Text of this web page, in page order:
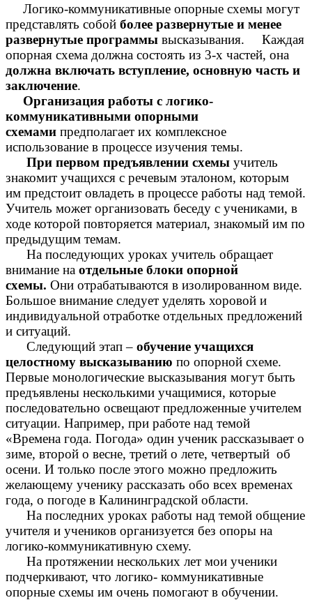
Логико-коммуникативные опорные схемы могут
представлять собой более развернутые и менее
развернутые программы высказывания. Каждая
опорная схема должна состоять из 3-х частей, она
должна включать вступление, основную часть и
заключение.
Организация работы с логико-
коммуникативными опорными
схемами предполагает их комплексное
использование в процессе изучения темы.
При первом предъявлении схемы учитель
знакомит учащихся с речевым эталоном, которым
им предстоит овладеть в процессе работы над темой.
Учитель может организовать беседу с учениками, в
ходе которой повторяется материал, знакомый им по
предыдущим темам.
На последующих уроках учитель обращает
внимание на отдельные блоки опорной
схемы. Они отрабатываются в изолированном виде.
Большое внимание следует уделять хоровой и
индивидуальной отработке отдельных предложений
и ситуаций.
Следующий этап – обучение учащихся
целостному высказыванию по опорной схеме.
Первые монологические высказывания могут быть
предъявлены несколькими учащимися, которые
последовательно освещают предложенные учителем
ситуации. Например, при работе над темой
«Времена года. Погода» один ученик рассказывает о
зиме, второй о весне, третий о лете, четвертый об
осени. И только после этого можно предложить
желающему ученику рассказать обо всех временах
года, о погоде в Калининградской области.
На последних уроках работы над темой общение
учителя и учеников организуется без опоры на
логико-коммуникативную схему.
На протяжении нескольких лет мои ученики
подчеркивают, что логико- коммуникативные
опорные схемы им очень помогают в обучении.